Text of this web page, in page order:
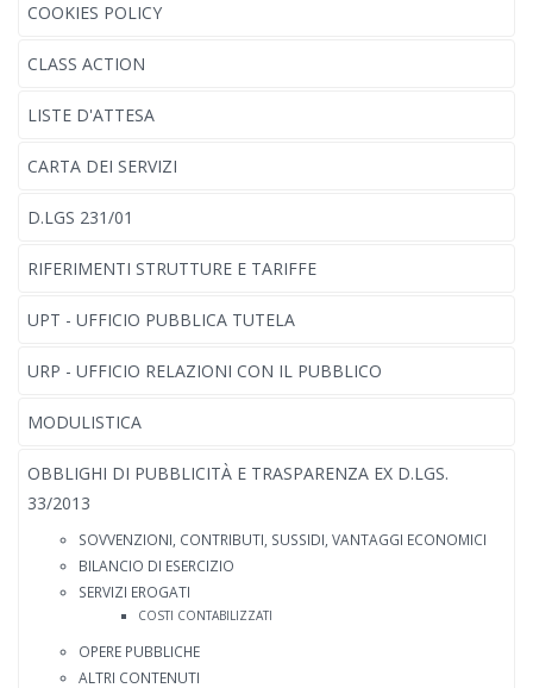
COOKIES POLICY
CLASS ACTION
LISTE D'ATTESA
CARTA DEI SERVIZI
D.LGS 231/01
RIFERIMENTI STRUTTURE E TARIFFE
UPT - UFFICIO PUBBLICA TUTELA
URP - UFFICIO RELAZIONI CON IL PUBBLICO
MODULISTICA
OBBLIGHI DI PUBBLICITÀ E TRASPARENZA EX D.LGS.
33/2013
SOVVENZIONI, CONTRIBUTI, SUSSIDI, VANTAGGI ECONOMICI
BILANCIO DI ESERCIZIO
SERVIZI EROGATI
COSTI CONTABILIZZATI
OPERE PUBBLICHE
ALTRI CONTENUTI